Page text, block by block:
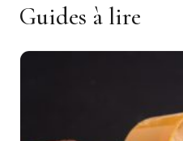
Guides à lire